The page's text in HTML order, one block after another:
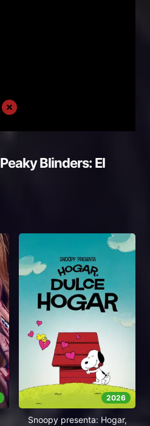
Peaky Blinders: El
2026
Snoopy presenta: Hogar,